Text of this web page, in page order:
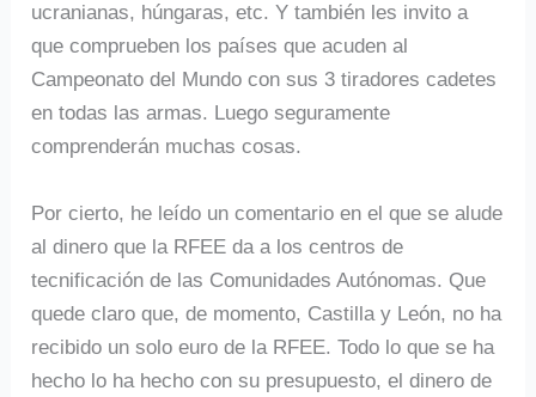
ucranianas, húngaras, etc. Y también les invito a
que comprueben los países que acuden al
Campeonato del Mundo con sus 3 tiradores cadetes
en todas las armas. Luego seguramente
comprenderán muchas cosas.
Por cierto, he leído un comentario en el que se alude
al dinero que la RFEE da a los centros de
tecnificación de las Comunidades Autónomas. Que
quede claro que, de momento, Castilla y León, no ha
recibido un solo euro de la RFEE. Todo lo que se ha
hecho lo ha hecho con su presupuesto, el dinero de